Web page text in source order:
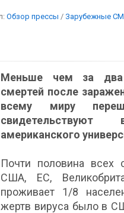
Обзор прессы / Зарубежные
Меньше чем за два
смертей после
всему миру
американского
Почти половина всех
США, ЕС,
проживает 1/8
жертв вируса было в